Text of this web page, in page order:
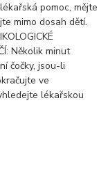
pomoc, mějte
mimo dosah dětí.
Několik minut
čočky, jsou-li
ve
lékařskou